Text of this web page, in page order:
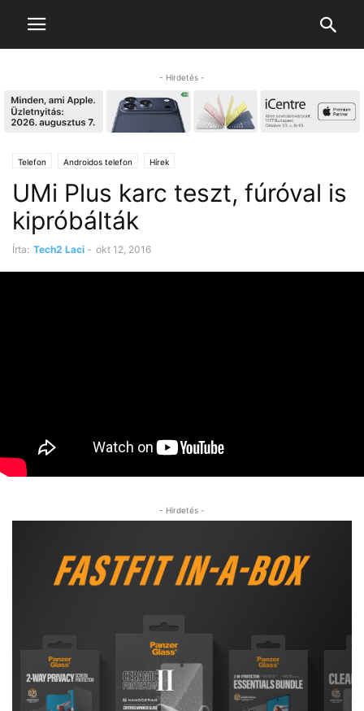
- Hirdetés -
Telefon Androidos telefon Hírek
UMi Plus karc teszt, fúróval is
kipróbálták
Írta: Tech2 Laci - okt 12, 2016
- Hirdetés -